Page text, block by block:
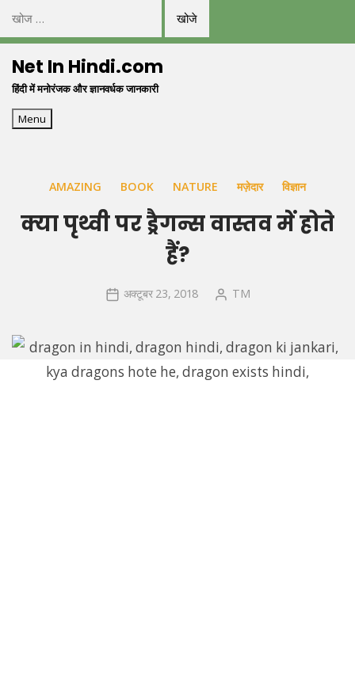
निम्न
को
खोजें:Net In Hindi.com
हिंदी में मनोरंजक और ज्ञानवर्धक जानकारी
Menu
AMAZING BOOK NATURE मज़ेदार विज्ञान
क्या पृथ्वी पर ड्रैगन्स वास्तव में होते
हैं?
अक्टूबर 23, 2018 TM